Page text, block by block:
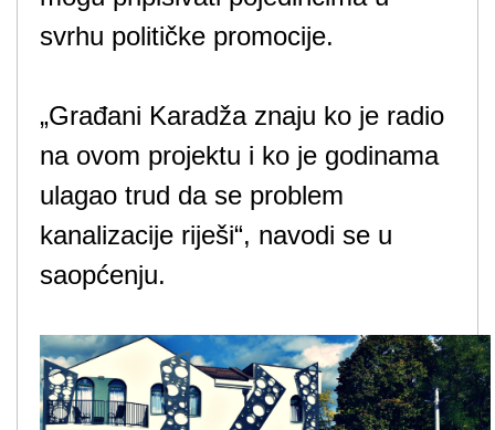
svrhu političke promocije.
„Građani Karadža znaju ko je radio
na ovom projektu i ko je godinama
ulagao trud da se problem
kanalizacije riješi“, navodi se u
saopćenju.